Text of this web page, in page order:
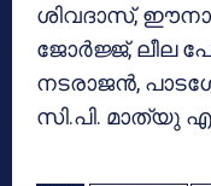
ശിവദാസ്,
ജോര്‍ജ്ജ്, ലീല
നടരാജന്‍,
സി.പി. മാത്യു